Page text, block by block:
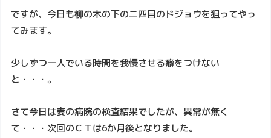
ですが、今日も柳の木の下の二匹目のドジョウを狙ってやっ
てみます。
少しずつ一人でいる時間を我慢させる癖をつけない
と・・・。
さて今日は妻の病院の検査結果でしたが、異常が無く
て・・・次回のＣＴは6か月後となりました。